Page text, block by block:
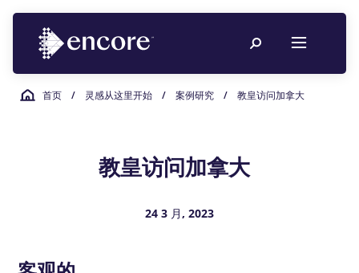
首页 / 灵感从这里开始 / 案例研究 / 教皇访问加拿大
教皇访问加拿大
24 3 月, 2023